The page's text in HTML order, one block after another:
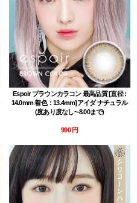
Espoir ブラウンカラコン 最高品質 [直径 :
14.0mm 着色：13.4mm]アイダ ナチュラル
(度あり度なし~-8.00まで)
990 円